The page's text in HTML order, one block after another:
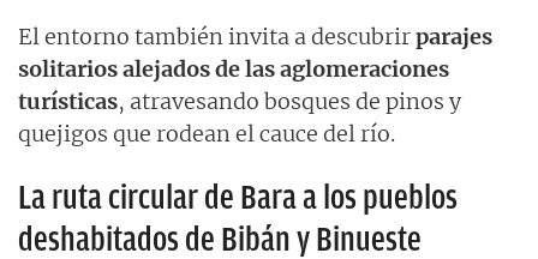
El entorno también invita a descubrirparajes
solitarios alejados de las aglomeraciones
turísticas, atravesando bosques de pinos y
quejigos que rodean el cauce del río.
La ruta circular de Bara a los pueblos
deshabitados de Bibán y Binueste